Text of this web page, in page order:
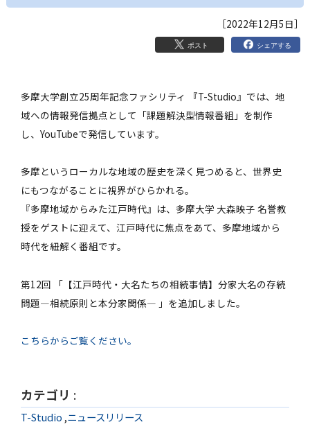
［2022年12月5日］
ポスト シェアする
多摩大学創立25周年記念ファシリティ 『T-Studio』では、地
域への情報発信拠点として「課題解決型情報番組」を制作
し、YouTubeで発信しています。
多摩というローカルな地域の歴史を深く見つめると、世界史
にもつながることに視界がひらかれる。
『多摩地域からみた江戸時代』は、多摩大学 大森映子 名誉教
授をゲストに迎えて、江戸時代に焦点をあて、多摩地域から
時代を紐解く番組です。
第12回 「【江戸時代・大名たちの相続事情】分家大名の存続
問題―相続原則と本分家関係― 」を追加しました。
こちらからご覧ください。
カテゴリ :
T-Studio ,ニュースリリース